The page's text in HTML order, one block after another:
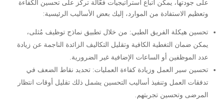
على جودتها، يمكن اتباع استراتيجيات فعّالة تركز على تحسين الكفاءة
وتعظيم الاستفادة من الموارد، إليك بعض الأساليب الرئيسية:
تحسين هيكلة الفريق الطبي: من خلال تطبيق نماذج توظيف مُثلى،
يمكن ضمان التغطية الكافية وتقليل التكاليف الزائدة الناجمة عن زيادة
عدد الموظفين أو الساعات الإضافية غير الضرورية.
تحسين سير العمل وزيادة كفاءة العمليات: تحديد نقاط الضعف في
تدفقات العمل وتنفيذ أساليب التحسين يشمل ذلك تقليل أوقات انتظار
المرضى وتحسين تجربتهم.